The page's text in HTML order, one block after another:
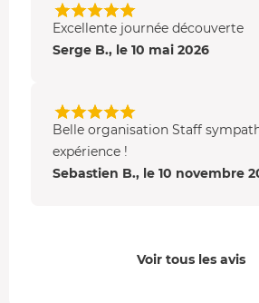
Excellente journée découverte
Serge B., le 10 mai 2026
Belle organisation Staff
expérience !
Sebastien B., le 10 novembre
Voir tous les avis